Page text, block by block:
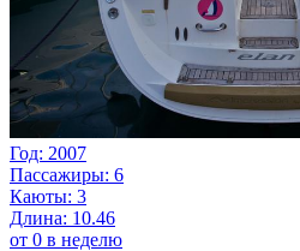
Год: 2007
Пассажиры: 6
Каюты: 3
Длина: 10.46
от 0 в неделю